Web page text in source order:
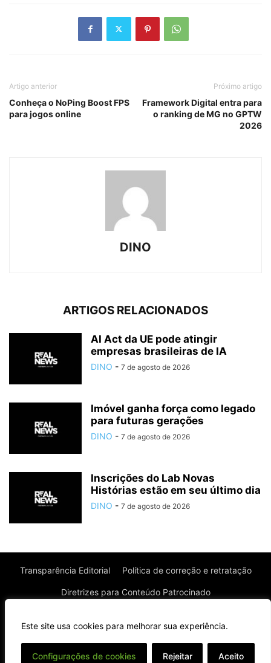
Este site usa cookies para melhorar sua experiência.
Configurações de cookies Rejeitar Aceito
Artigo anterior
Conheça o NoPing Boost FPS
para jogos online
Próximo artigo
Framework Digital entra para
o ranking de MG no GPTW
2026
DINO
ARTIGOS RELACIONADOS
AI Act da UE pode atingir
empresas brasileiras de IA
DINO - 7 de agosto de 2026
Imóvel ganha força como legado
para futuras gerações
DINO - 7 de agosto de 2026
Inscrições do Lab Novas
Histórias estão em seu último dia
DINO - 7 de agosto de 2026
Transparência Editorial Política de correção e retratação
Diretrizes para Conteúdo Patrocinado